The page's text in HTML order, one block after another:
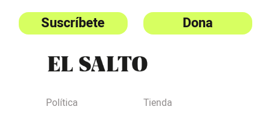
Suscríbete Dona
Política
Tienda